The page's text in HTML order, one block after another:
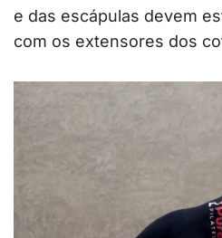
e das escápulas devem
com os extensores dos